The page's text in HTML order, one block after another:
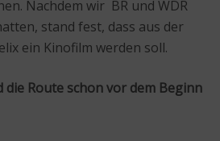
Nachdem wir BR und WDR
stand fest, dass aus der
ein Kinofilm werden soll.
Route schon vor dem Beginn